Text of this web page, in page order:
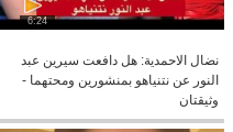
6:24
نضال الاحمدية: هل دافعت سيرين عبد
النور عن نتنياهو بمنشورين ومحتهما -
وثيقتان